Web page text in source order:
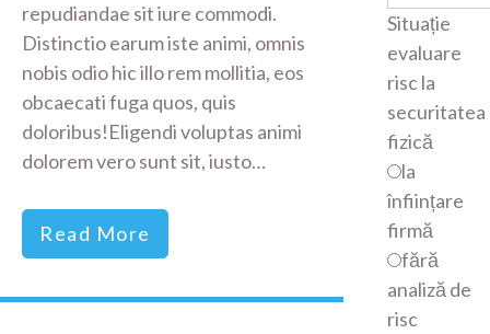
repudiandae sit iure commodi.
Distinctio earum iste animi, omnis
nobis odio hic illo rem mollitia, eos
obcaecati fuga quos, quis
doloribus!Eligendi voluptas animi
dolorem vero sunt sit, iusto…
Read More
Situație
evaluare
risc la
securitatea
fizică
la
înființare
firmă
fără
analiză de
risc